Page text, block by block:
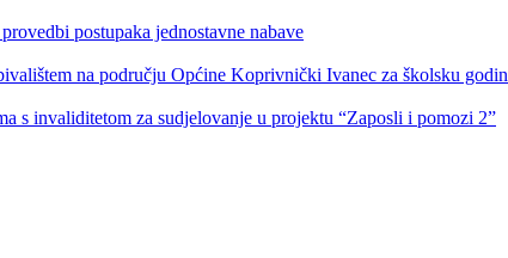
postupaka jednostavne nabave
na području Općine Koprivnički Ivanec za školsku
s invaliditetom za sudjelovanje u projektu “Zaposli i pomozi 2”